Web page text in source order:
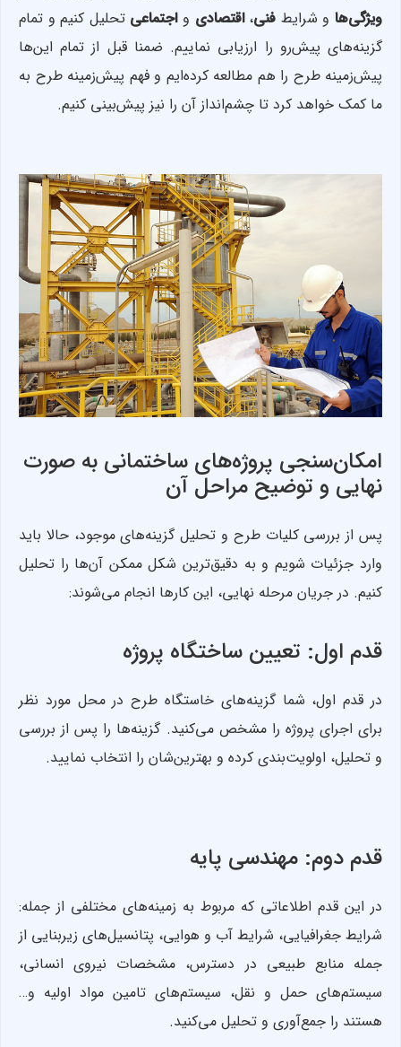
ویژگی‌هاو شرایط فنی،اقتصادی واجتماعی تحلیل کنیم و تمام
گزینه‌های پیش‌رو را ارزیابی نماییم. ضمنا قبل از تمام این‌ها
پیش‌زمینه طرح را هم مطالعه کرده‌ایم و فهم پیش‌زمینه طرح به
ما کمک خواهد کرد تا چشم‌انداز آن را نیز پیش‌بینی کنیم.
امکان‌سنجی پروژه‌های ساختمانی به صورت
نهایی و توضیح مراحل آن
پس از بررسی کلیات طرح و تحلیل گزینه‌های موجود، حالا باید
وارد جزئیات شویم و به دقیق‌ترین شکل ممکن آن‌ها را تحلیل
کنیم. در جریان مرحله نهایی، این کارها انجام می‌شوند:
قدم اول: تعیین ساختگاه پروژه
در قدم اول، شما گزینه‌های خاستگاه طرح در محل مورد نظر
برای اجرای پروژه را مشخص می‌کنید. گزینه‌ها را پس از بررسی
و تحلیل، اولویت‌بندی کرده و بهترین‌شان را انتخاب نمایید.
قدم دوم: مهندسی پایه
در این قدم اطلاعاتی که مربوط به زمینه‌های مختلفی از جمله:
شرایط جغرافیایی، شرایط آب و هوایی، پتانسیل‌های زیربنایی از
جمله منابع طبیعی در دسترس، مشخصات نیروی انسانی،
سیستم‌های حمل و نقل، سیستم‌های تامین مواد اولیه و…
هستند را جمع‌آوری و تحلیل می‌کنید.